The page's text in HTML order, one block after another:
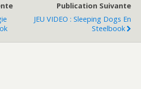
Publication Suivante
JEU VIDEO : Sleeping Dogs En
Steelbook